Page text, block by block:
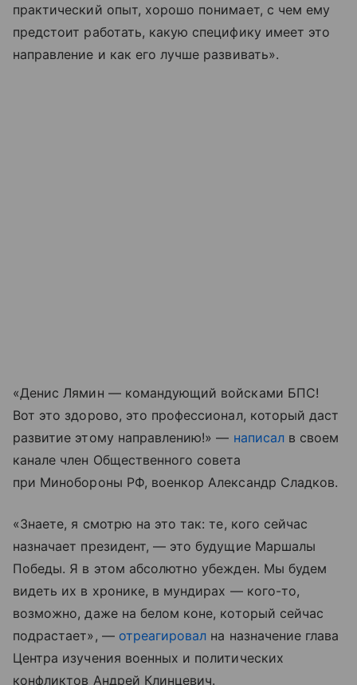
практический опыт, хорошо понимает, с чем ему
предстоит работать, какую специфику имеет это
направление и как его лучше развивать».
«Денис Лямин — командующий войсками БПС!
Вот это здорово, это профессионал, который даст
развитие этому направлению!» — написалв своем
канале член Общественного совета
при Минобороны РФ, военкор Александр Сладков.
«Знаете, я смотрю на это так: те, кого сейчас
назначает президент, — это будущие Маршалы
Победы. Я в этом абсолютно убежден. Мы будем
видеть их в хронике, в мундирах — кого-то,
возможно, даже на белом коне, который сейчас
подрастает», — отреагировал на назначение глава
Центра изучения военных и политических
конфликтов Андрей Клинцевич.